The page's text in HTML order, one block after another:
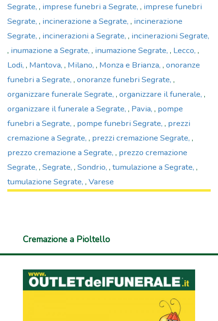
Segrate , imprese funebri a Segrate , imprese funebri
Segrate , incinerazione a Segrate , incinerazione
Segrate , incinerazioni a Segrate , incinerazioni Segrate
, inumazione a Segrate , inumazione Segrate , Lecco ,
Lodi , Mantova , Milano , Monza e Brianza , onoranze
funebri a Segrate , onoranze funebri Segrate ,
organizzare funerale Segrate , organizzare il funerale ,
organizzare il funerale a Segrate , Pavia , pompe
funebri a Segrate , pompe funebri Segrate , prezzi
cremazione a Segrate , prezzi cremazione Segrate ,
prezzo cremazione a Segrate , prezzo cremazione
Segrate , Segrate , Sondrio , tumulazione a Segrate ,
tumulazione Segrate , Varese
Cremazione a Pioltello